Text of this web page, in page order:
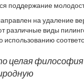
поддержание
косметических
пластику.
на удаление
различные виды
использованию
и особенности, и
и решаемых задачах.
кожи уже
целая философия